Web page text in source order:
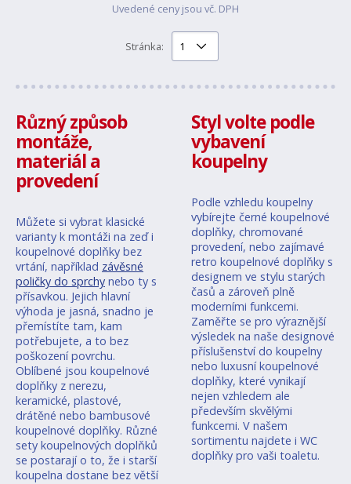
Uvedené ceny jsou vč. DPH
Stránka:
Různý způsob
montáže,
materiál a
provedení
Můžete si vybrat klasické
varianty k montáži na zeď i
koupelnové doplňky bez
vrtání, například závěsné
poličky do sprchy nebo ty s
přísavkou. Jejich hlavní
výhoda je jasná, snadno je
přemístíte tam, kam
potřebujete, a to bez
poškození povrchu.
Oblíbené jsou koupelnové
doplňky z nerezu,
keramické, plastové,
drátěné nebo bambusové
koupelnové doplňky. Různé
sety koupelnových doplňků
se postarají o to, že i starší
koupelna dostane bez větší
Styl volte podle
vybavení
koupelny
Podle vzhledu koupelny
vybírejte černé koupelnové
doplňky, chromované
provedení, nebo zajímavé
retro koupelnové doplňky s
designem ve stylu starých
časů a zároveň plně
moderními funkcemi.
Zaměřte se pro výraznější
výsledek na naše designové
příslušenství do koupelny
nebo luxusní koupelnové
doplňky, které vynikají
nejen vzhledem ale
především skvělými
funkcemi. V našem
sortimentu najdete i WC
doplňky pro vaši toaletu.